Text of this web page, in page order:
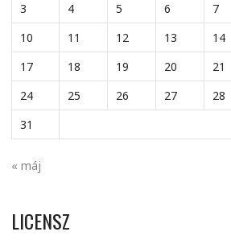
3
4 5 6 7
10
11 12 13 14
17
18 19 20 21
24
25 26 27 28
31
« máj
LICENSZ